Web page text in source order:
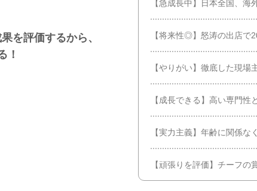
を評価するから、
！
【急成長中】日本全国、海
【将来性◎】怒涛の出店で
【やりがい】徹底した現
【成長できる】高い専門
【実力主義】年齢に関係
【頑張りを評価】チーフ